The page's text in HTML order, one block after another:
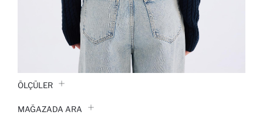
ÖLÇÜLER
MAĞAZADA ARA